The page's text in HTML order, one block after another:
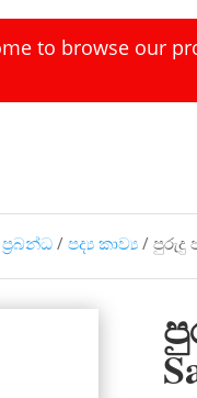
to browse our
ප්‍රබන්ධ /පද්‍ය කාව්‍ය / පුරුදු